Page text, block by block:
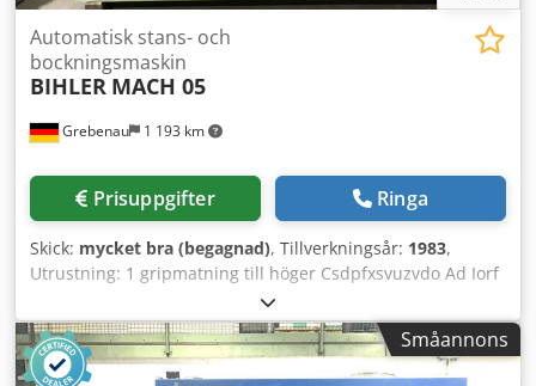
Grebenau 1 193 km
Automatisk stans- och
bockningsmaskin
BIHLER MACH 05
Prisuppgifter Ringa
Skick: mycket bra (begagnad), Tillverkningsår: 1983,
Utrustning: 1 gripmatning till höger Csdpfxsvuzvdo Ad Iorf
1 tvåpunkts excenterpress 250 kN 5 slädeaggregat
Arbetsområde: Tråddiameter: 1,5–5,0 mm Bandbredd: max
50 mm Inmatningslängd: max 200 mm Kapacitet: max
450/min
Småannons